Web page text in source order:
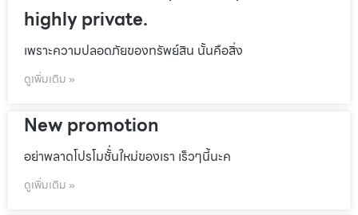
highly private.
เพราะความปลอดภัยของทรัพย์สิน นั้นคือสิ่ง
ดูเพิ่มเติม »
New promotion
อย่าพลาดโปรโมชั้่นใหม่ของเรา เร็วๆนี้นะค
ดูเพิ่มเติม »